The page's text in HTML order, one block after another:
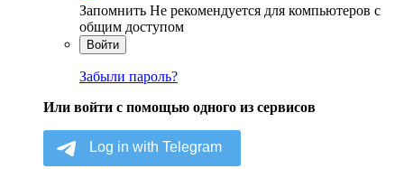
Запомнить Не рекомендуется для компьютеров с
общим доступом
Войти
Забыли пароль?
Или войти с помощью одного из сервисов